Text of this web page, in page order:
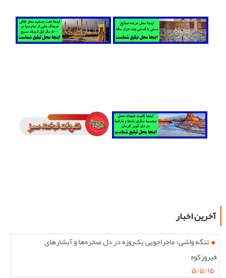
آخرین اخبار
تنگه واشی؛ ماجراجویی یک‌روزه در دل صخره‌ها و آبشارهای
فیروزکوه
۵/۵/۱۵